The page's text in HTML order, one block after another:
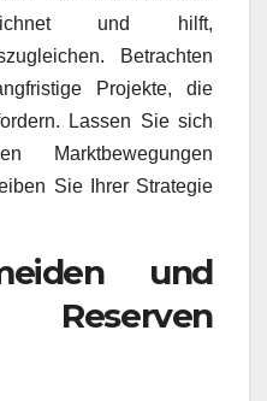
und hilft,
Betrachten
Projekte, die
Lassen Sie sich
Marktbewegungen
Sie Ihrer Strategie
und